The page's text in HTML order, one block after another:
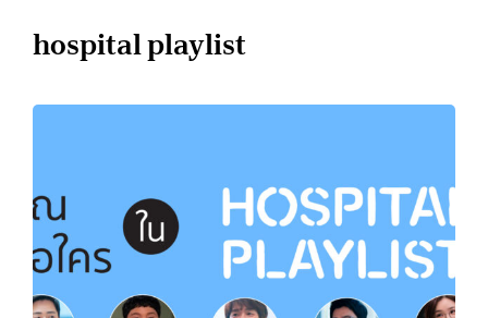
hospital playlist